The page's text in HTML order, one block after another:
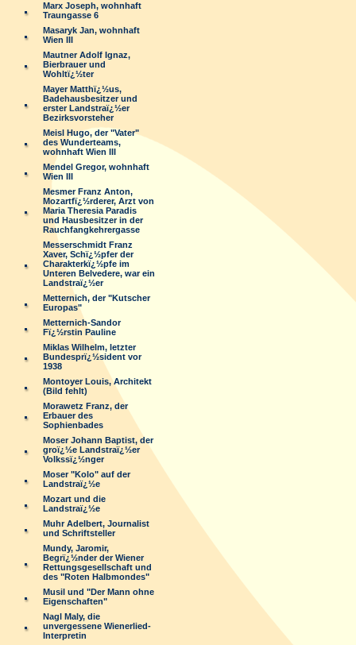
Marx Joseph, wohnhaft
Traungasse 6
Masaryk Jan, wohnhaft
Wien III
Mautner Adolf Ignaz,
Bierbrauer und
Wohltï¿½ter
Mayer Matthï¿½us,
Badehausbesitzer und
erster Landstraï¿½er
Bezirksvorsteher
Meisl Hugo, der "Vater"
des Wunderteams,
wohnhaft Wien III
Mendel Gregor, wohnhaft
Wien III
Mesmer Franz Anton,
Mozartfï¿½rderer, Arzt von
Maria Theresia Paradis
und Hausbesitzer in der
Rauchfangkehrergasse
Messerschmidt Franz
Xaver, Schï¿½pfer der
Charakterkï¿½pfe im
Unteren Belvedere, war ein
Landstraï¿½er
Metternich, der "Kutscher
Europas"
Metternich-Sandor
Fï¿½rstin Pauline
Miklas Wilhelm, letzter
Bundesprï¿½sident vor
1938
Montoyer Louis, Architekt
(Bild fehlt)
Morawetz Franz, der
Erbauer des
Sophienbades
Moser Johann Baptist, der
groï¿½e Landstraï¿½er
Volkssï¿½nger
Moser "Kolo" auf der
Landstraï¿½e
Mozart und die
Landstraï¿½e
Muhr Adelbert, Journalist
und Schriftsteller
Mundy, Jaromir,
Begrï¿½nder der Wiener
Rettungsgesellschaft und
des "Roten Halbmondes"
Musil und "Der Mann ohne
Eigenschaften"
Nagl Maly, die
unvergessene Wienerlied-
Interpretin